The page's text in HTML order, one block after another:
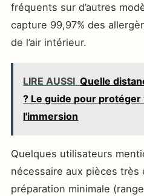
fréquents sur d’autres
capture 99,97% des
de l’air intérieur.
LIRE AUSSI Quelle
? Le guide pour
l'immersion
Quelques utilisateurs
nécessaire aux pièces très
préparation minimale